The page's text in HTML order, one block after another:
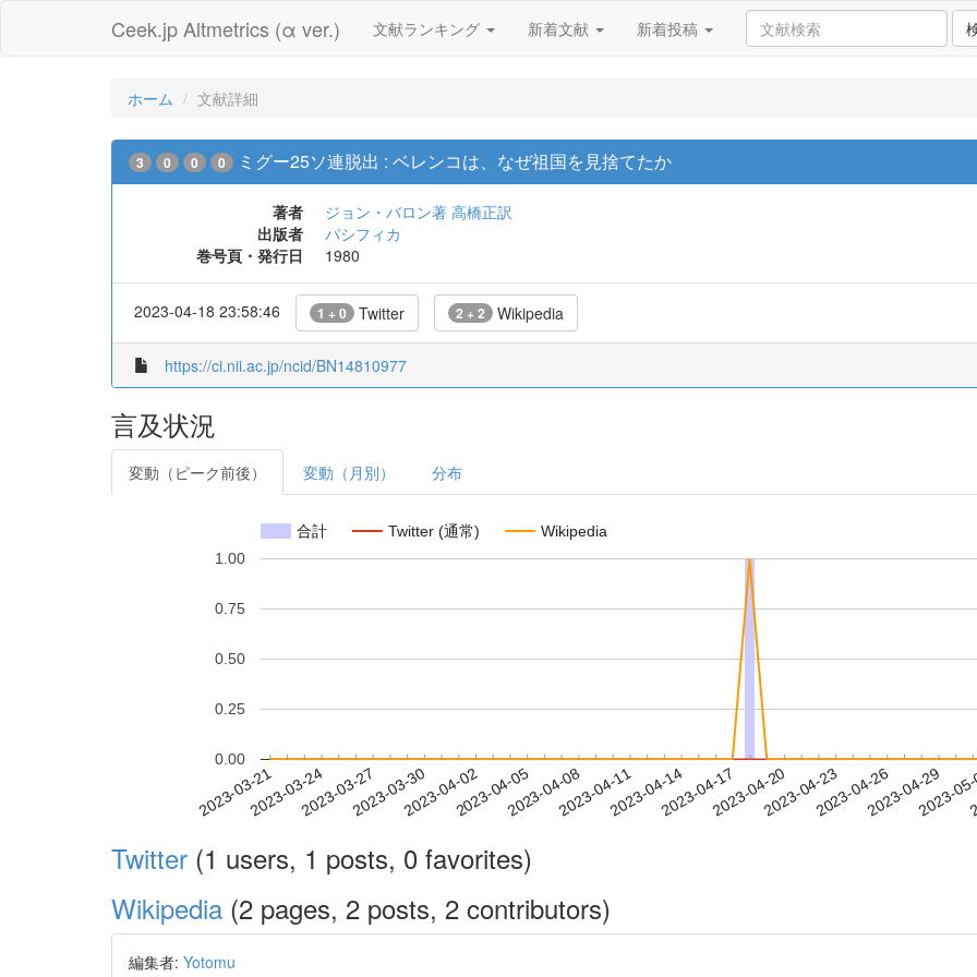
Ceek.jp Altmetrics (α ver.) 文献ランキング 新着文献 新着投稿
ホーム 文献詳細
3 0 0 0 ミグー25ソ連脱出 : ベレンコは、なぜ祖国を見捨てたか
著者 ジョン・バロン著 高橋正訳
出版者
パシフィカ
巻号頁・発行日
1980
2023-04-18 23:58:46 1 + 0 Twitter 2 + 2 Wikipedia
https://ci.nii.ac.jp/ncid/BN14810977
言及状況
変動（ピーク前後） 変動（月別） 分布
合計 Twitter (通常) Wikipedia
2023-03-212023-03-242023-03-272023-03-302023-04-022023-04-052023-04-082023-04-112023-04-142023-04-172023-04-202023-04-232023-04-262023-04-29
2023-
0.00
0.25
0.50
0.75
1.00
Twitter (1 users, 1 posts, 0 favorites)
Wikipedia (2 pages, 2 posts, 2 contributors)
編集者: Yotomu